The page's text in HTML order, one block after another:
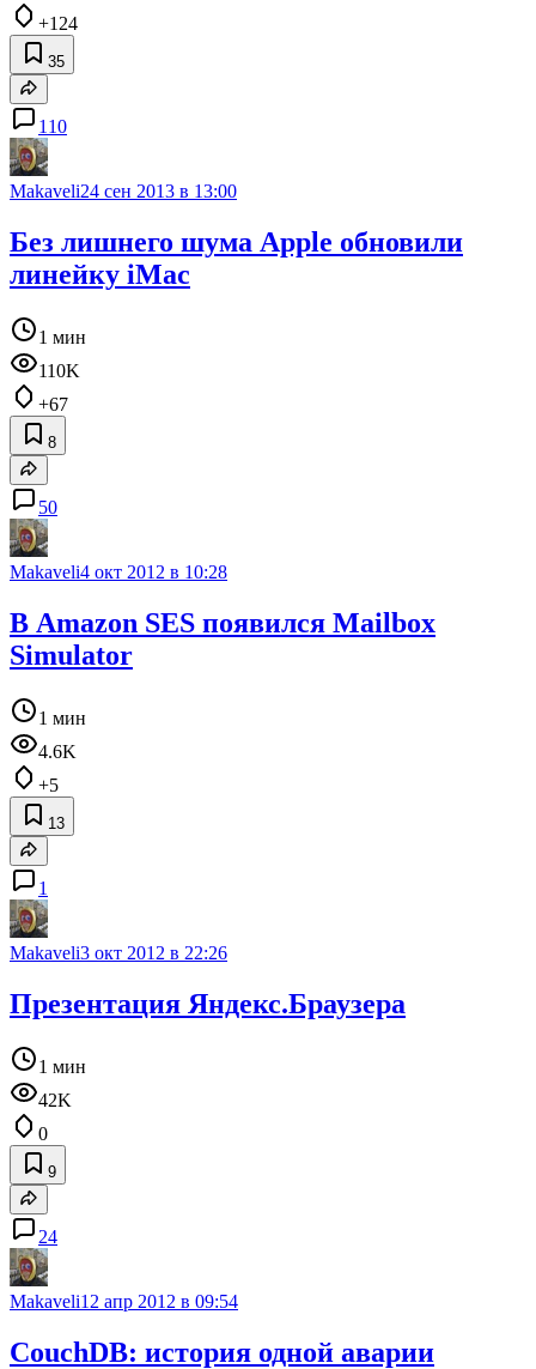
+124
35
110
Makaveli24 сен 2013 в 13:00
Без лишнего шума Apple обновили
линейку iMac
1 мин
110K
+67
8
50
Makaveli4 окт 2012 в 10:28
В Amazon SES появился Mailbox
Simulator
1 мин
4.6K
+5
13
1
Makaveli3 окт 2012 в 22:26
Презентация Яндекс.Браузера
1 мин
42K
0
9
24
Makaveli12 апр 2012 в 09:54
CouchDB: история одной аварии